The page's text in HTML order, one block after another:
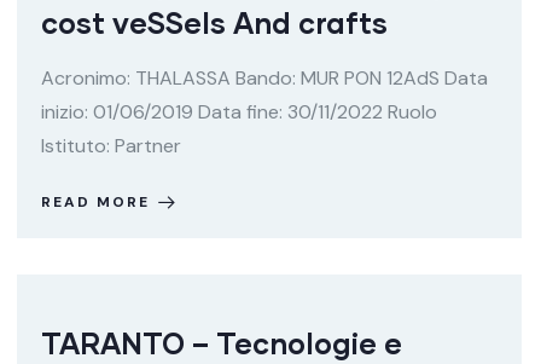
cost veSSels And crafts
Acronimo: THALASSA Bando: MUR PON 12AdS Data
inizio: 01/06/2019 Data fine: 30/11/2022 Ruolo
Istituto: Partner
READ MORE
TARANTO – Tecnologie e